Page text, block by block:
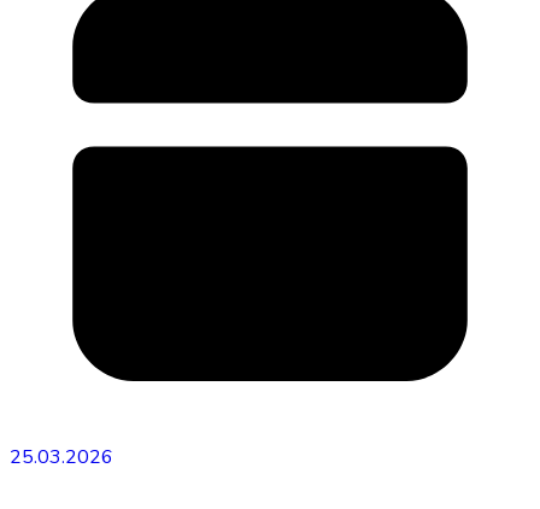
25.03.2026